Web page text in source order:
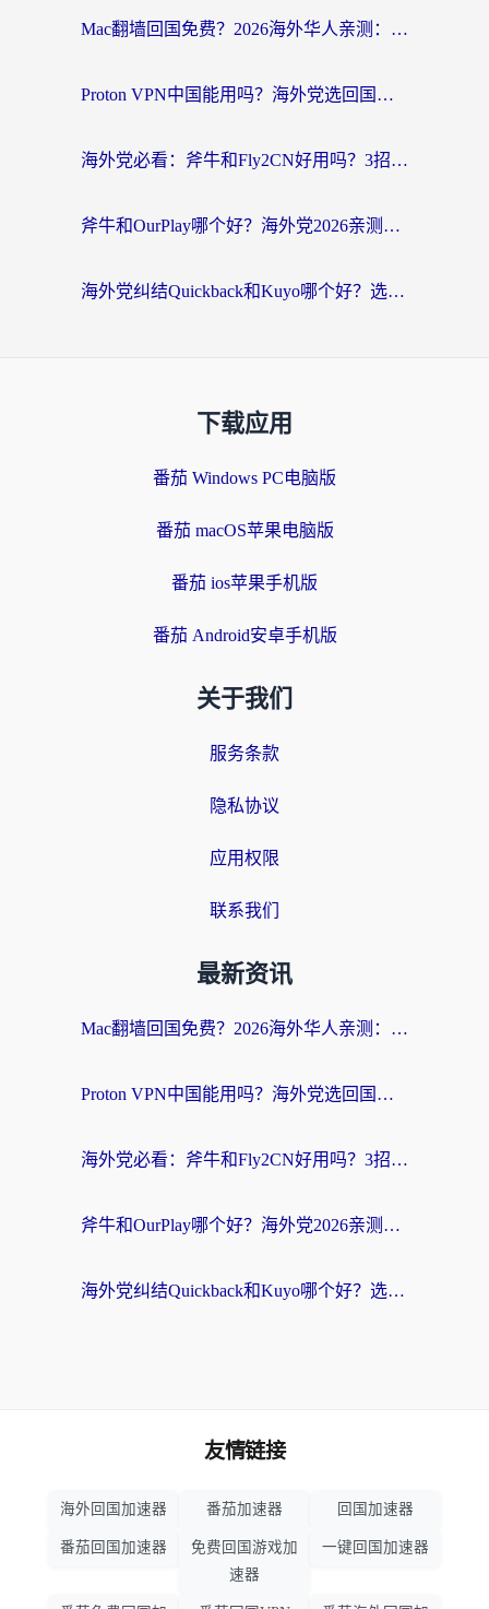
Mac翻墙回国免费？2026海外华人亲测：从CCTV5直播到国内APP，这样选加速器才靠谱
Proton VPN中国能用吗？海外党选回国加速器的避坑指南（附番茄加速器实测）
海外党必看：斧牛和Fly2CN好用吗？3招教你选对回国加速器（附免费试用攻略）
斧牛和OurPlay哪个好？海外党2026亲测：选对加速器，国内资源秒加载
海外党纠结Quickback和Kuyo哪个好？选对回国加速器才能无缝刷国内资源
下载应用
番茄 Windows PC电脑版
番茄 macOS苹果电脑版
番茄 ios苹果手机版
番茄 Android安卓手机版
关于我们
服务条款
隐私协议
应用权限
联系我们
最新资讯
Mac翻墙回国免费？2026海外华人亲测：从CCTV5直播到国内APP，这样选加速器才靠谱
Proton VPN中国能用吗？海外党选回国加速器的避坑指南（附番茄加速器实测）
海外党必看：斧牛和Fly2CN好用吗？3招教你选对回国加速器（附免费试用攻略）
斧牛和OurPlay哪个好？海外党2026亲测：选对加速器，国内资源秒加载
海外党纠结Quickback和Kuyo哪个好？选对回国加速器才能无缝刷国内资源
友情链接
海外回国加速器 番茄加速器 回国加速器
番茄回国加速器
免费回国游戏加
速器
一键回国加速器